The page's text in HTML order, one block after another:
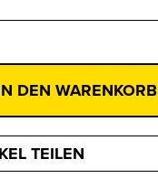
DEN WARENKORB
TEILEN